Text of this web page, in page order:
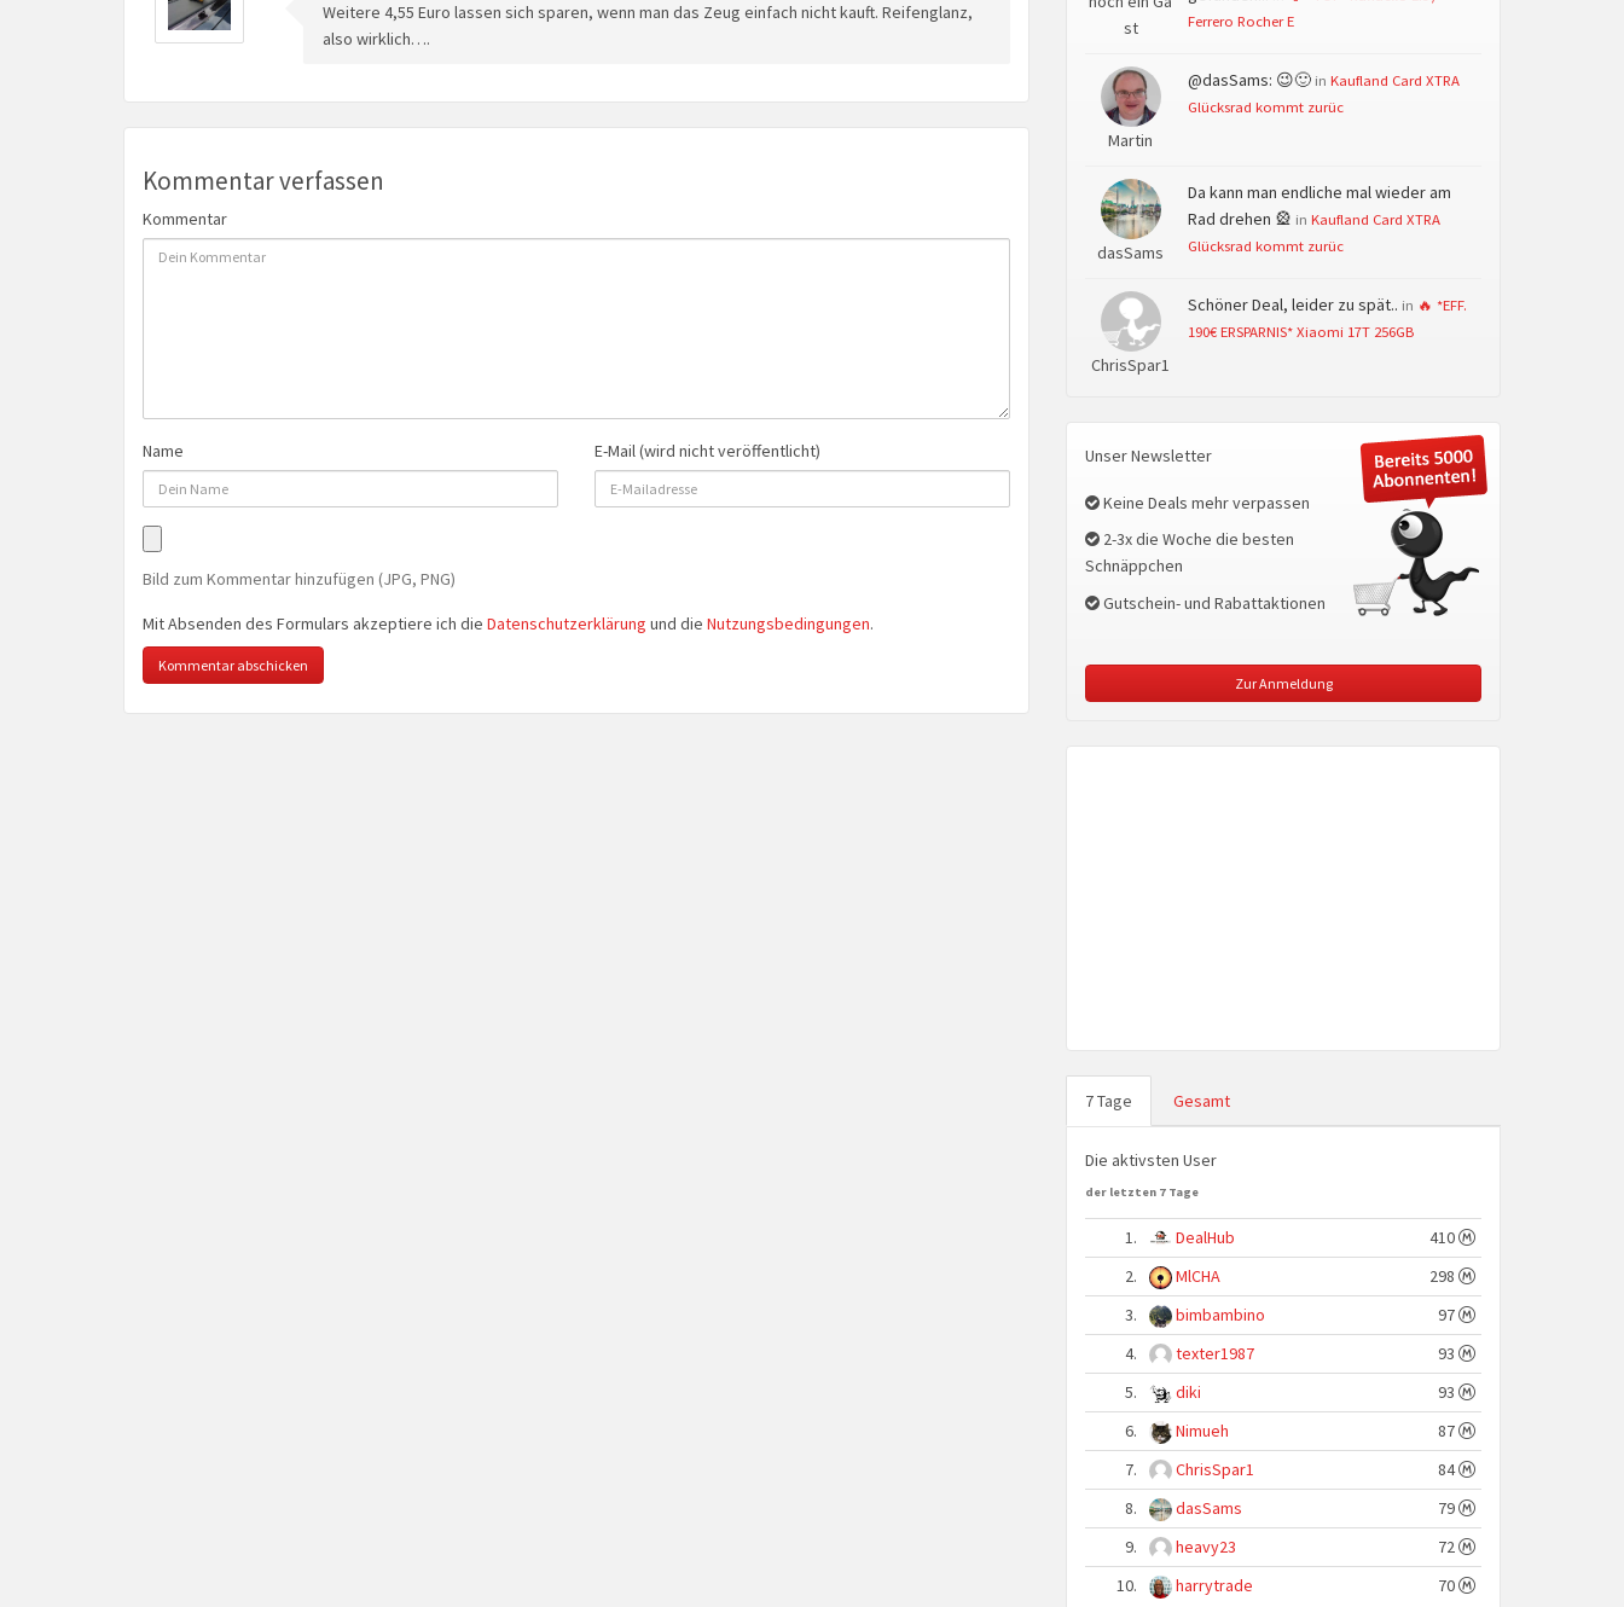
Weitere 4,55 Euro lassen sich sparen, wenn man das Zeug einfach nicht kauft. Reifenglanz,
also wirklich….
Kommentar verfassen
Kommentar
Name E-Mail (wird nicht veröffentlicht)
Bild zum Kommentar hinzufügen (JPG, PNG)
Mit Absenden des Formulars akzeptiere ich die Datenschutzerklärung und die Nutzungsbedingungen.
st
Ferrero Rocher E
Martin
@dasSams: 😉🙂 in Kaufland Card XTRA
Glücksrad kommt zurüc
dasSams
Da kann man endliche mal wieder am
Rad drehen 🎡 in Kaufland Card XTRA
Glücksrad kommt zurüc
ChrisSpar1
Schöner Deal, leider zu spät.. in 🔥 *EFF.
190€ ERSPARNIS* Xiaomi 17T 256GB
Unser Newsletter
Keine Deals mehr verpassen
2-3x die Woche die besten
Schnäppchen
Gutschein- und Rabattaktionen
Zur Anmeldung
7 Tage Gesamt
Die aktivsten User
der letzten 7 Tage
1. DealHub
410
2.
MlCHA
298
3.
bimbambino
97
4.
texter1987
93
5.
diki
93
6.
Nimueh
87
7.
ChrisSpar1
84
8.
dasSams
79
9.
heavy23
72
10.
harrytrade 70